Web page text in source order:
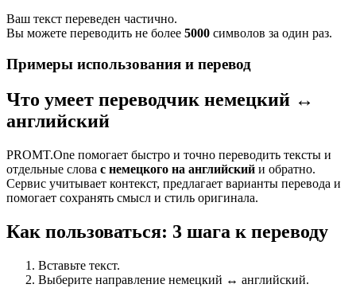
Ваш текст переведен частично.
Вы можете переводить не более 5000 символов за один раз.
Примеры использования и перевод
Что умеет переводчик немецкий ↔
английский
PROMT.One помогает быстро и точно переводить тексты и
отдельные слова с немецкого на английский и обратно.
Сервис учитывает контекст, предлагает варианты перевода и
помогает сохранять смысл и стиль оригинала.
Как пользоваться: 3 шага к переводу
Вставьте текст.
Выберите направление немецкий ↔ английский.